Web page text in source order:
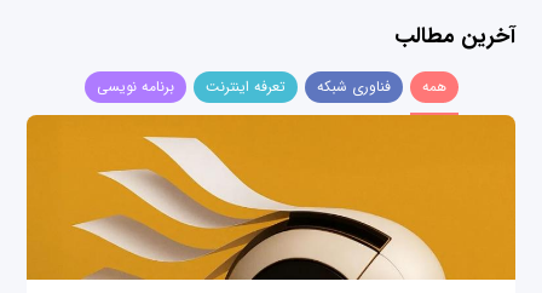
آخرین مطالب
همه فناوری شبکه تعرفه اینترنت برنامه نویسی